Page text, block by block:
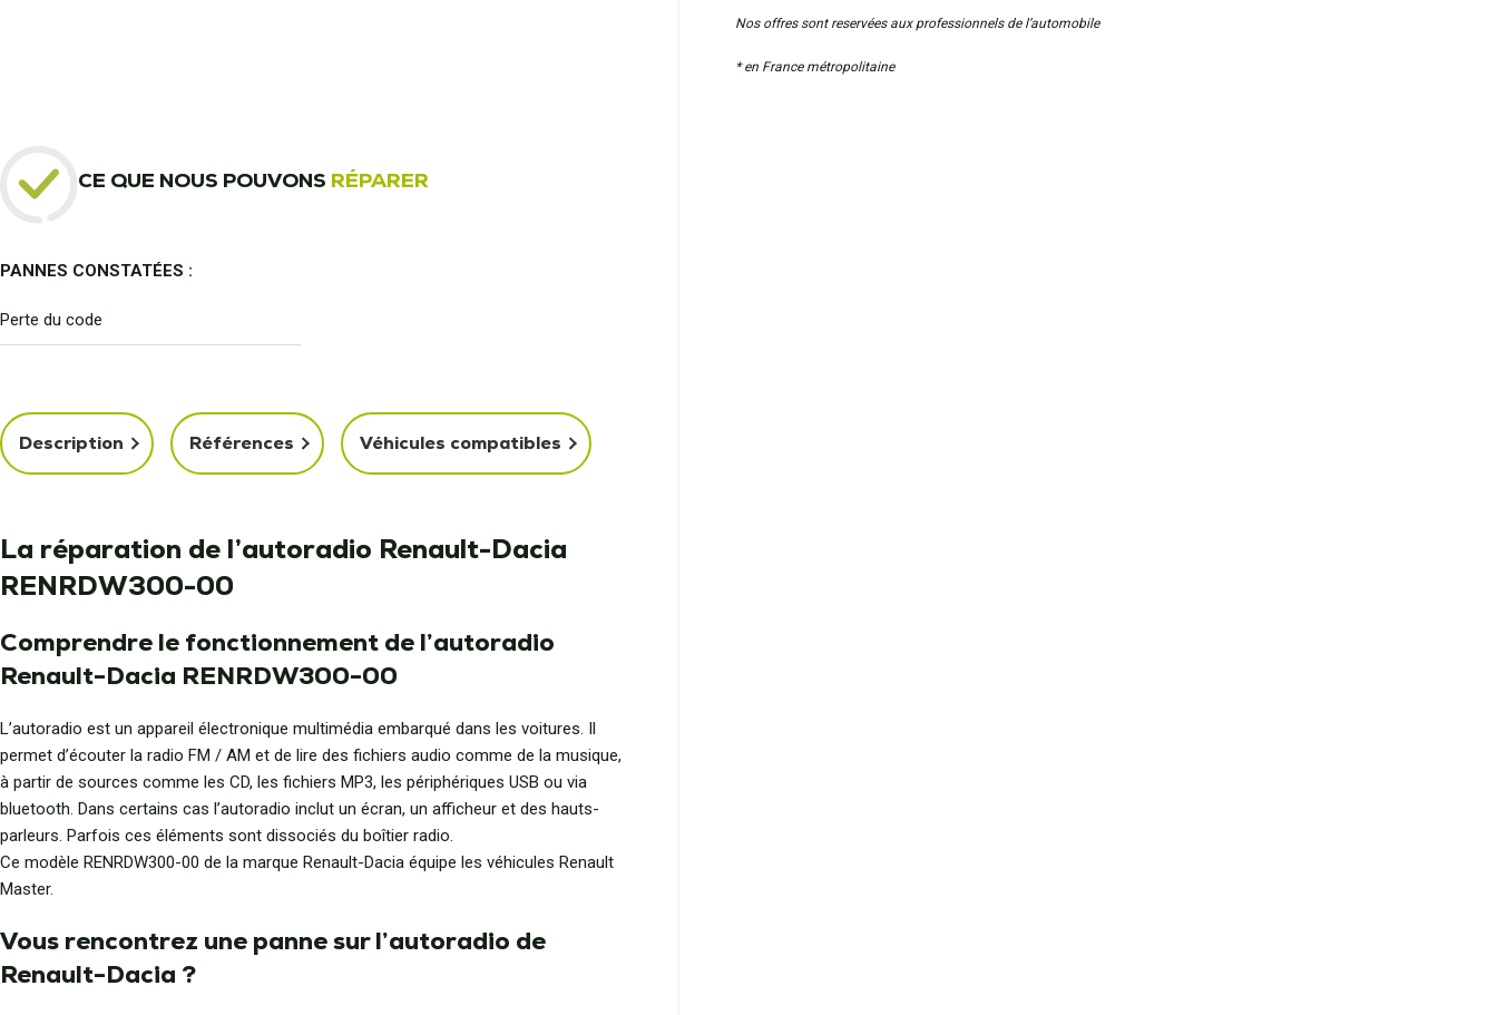
Nos offres sont reservées aux professionnels de l’automobile
* en France métropolitaine
CE QUE NOUS POUVONS RÉPARER
PANNES CONSTATÉES :
Perte du code
Description Références Véhicules compatibles
La réparation de l’autoradio Renault-Dacia
RENRDW300-00
Comprendre le fonctionnement de l’autoradio
Renault-Dacia RENRDW300-00
L’autoradio est un appareil électronique multimédia embarqué dans les voitures. Il
permet d’écouter la radio FM / AM et de lire des fichiers audio comme de la musique,
à partir de sources comme les CD, les fichiers MP3, les périphériques USB ou via
bluetooth. Dans certains cas l’autoradio inclut un écran, un afficheur et des hauts-
parleurs. Parfois ces éléments sont dissociés du boîtier radio.
Ce modèle RENRDW300-00 de la marque Renault-Dacia équipe les véhicules Renault
Master.
Vous rencontrez une panne sur l’autoradio de
Renault-Dacia ?